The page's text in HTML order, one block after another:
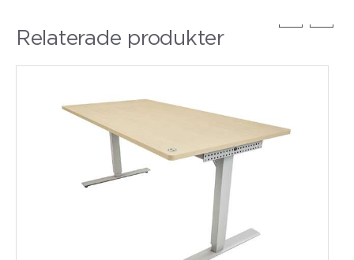
Relaterade produkter